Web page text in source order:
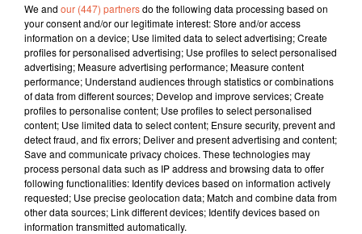
Bélier Taureau Gémeaux
Cancer Lion Vierge
We and our (447) partnersdo the following data processing based on
your consent and/or our legitimate interest: Store and/or access
information on a device; Use limited data to select advertising; Create
profiles for personalised advertising; Use profiles to select personalised
advertising; Measure advertising performance; Measure content
performance; Understand audiences through statistics or combinations
of data from different sources; Develop and improve services; Create
profiles to personalise content; Use profiles to select personalised
content; Use limited data to select content; Ensure security, prevent and
detect fraud, and fix errors; Deliver and present advertising and content;
Save and communicate privacy choices. These technologies may
process personal data such as IP address and browsing data to offer
following functionalities: Identify devices based on information actively
requested; Use precise geolocation data; Match and combine data from
other data sources; Link different devices; Identify devices based on
information transmitted automatically.